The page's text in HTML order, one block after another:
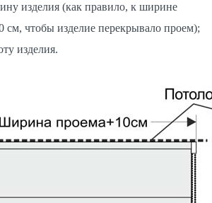
изделия (как правило, к ширине
см, чтобы изделие перекрывало проем);
изделия.